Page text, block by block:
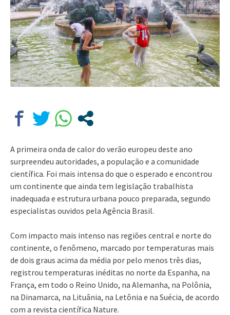
A primeira onda de calor do verão europeu deste ano
surpreendeu autoridades, a população e a comunidade
científica. Foi mais intensa do que o esperado e encontrou
um continente que ainda tem legislação trabalhista
inadequada e estrutura urbana pouco preparada, segundo
especialistas ouvidos pela Agência Brasil.
Com impacto mais intenso nas regiões central e norte do
continente, o fenômeno, marcado por temperaturas mais
de dois graus acima da média por pelo menos três dias,
registrou temperaturas inéditas no norte da Espanha, na
França, em todo o Reino Unido, na Alemanha, na Polônia,
na Dinamarca, na Lituânia, na Letônia e na Suécia, de acordo
com a revista científica Nature.